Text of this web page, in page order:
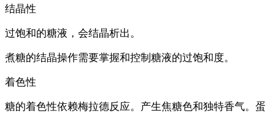
结晶性
过饱和的糖液，会结晶析出。
煮糖的结晶操作需要掌握和控制糖液的过饱和度。
着色性
糖的着色性依赖梅拉德反应。产生焦糖色和独特香气。蛋